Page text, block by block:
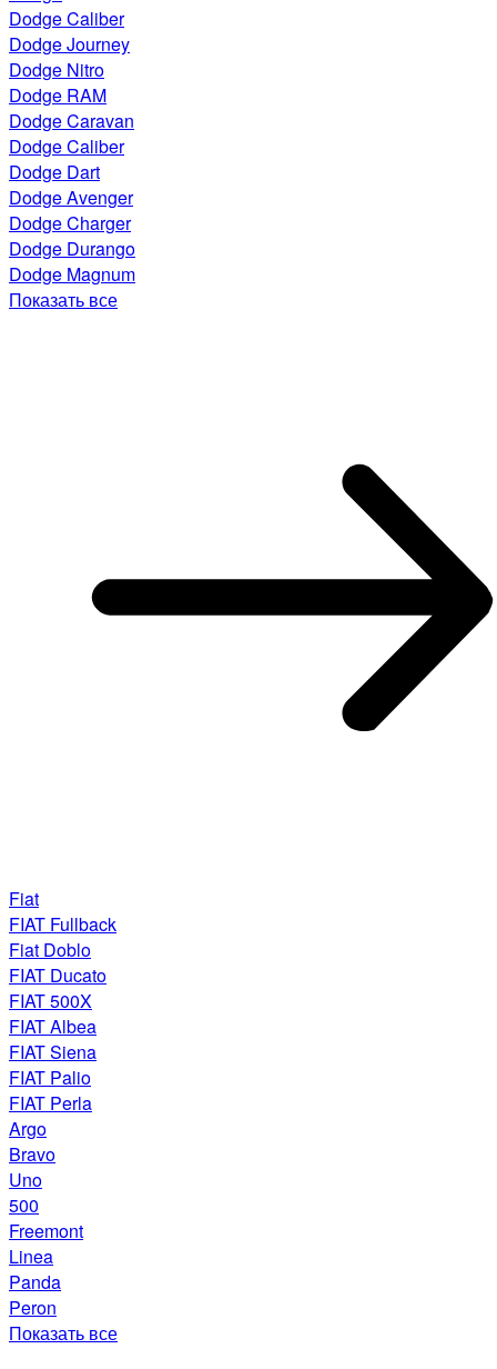
Dodge Caliber
Dodge Journey
Dodge Nitro
Dodge RAM
Dodge Caravan
Dodge Caliber
Dodge Dart
Dodge Avenger
Dodge Charger
Dodge Durango
Dodge Magnum
Показать все
Fiat
FIAT Fullback
Fiat Doblo
FIAT Ducato
FIAT 500X
FIAT Albea
FIAT Siena
FIAT Palio
FIAT Perla
Argo
Bravo
Uno
500
Freemont
Linea
Panda
Peron
Показать все